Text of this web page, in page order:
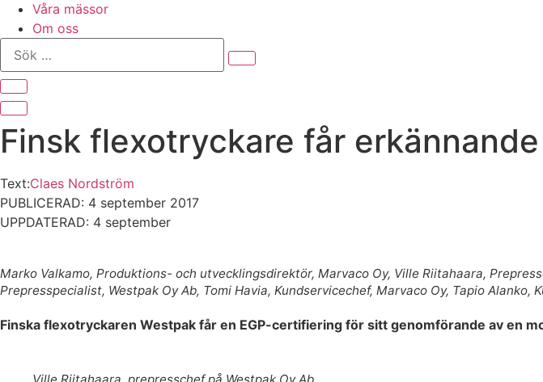
Våra mässor
Om oss
Sök
Finsk flexotryckare får erkännande
Text:Claes Nordström
PUBLICERAD: 4 september 2017
UPPDATERAD: 4 september
Marko Valkamo, Produktions- och utvecklingsdirektör, Marvaco Oy, Ville Riitahaara,
Prepresspecialist, Westpak Oy Ab, Tomi Havia, Kundservicechef, Marvaco Oy, Tapio Alanko,
Finska flexotryckaren Westpak får en EGP-certifiering för sitt genomförande av en